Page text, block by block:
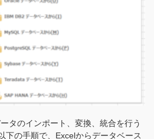
タのインポート、変換、統合を行う
下の手順で、Excelからデータベース